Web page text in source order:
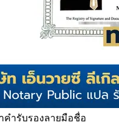
คำรับรองลายมือชื่อ